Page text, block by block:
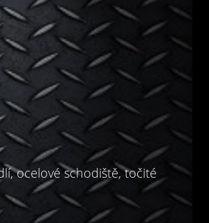
ocelové schodiště, točité